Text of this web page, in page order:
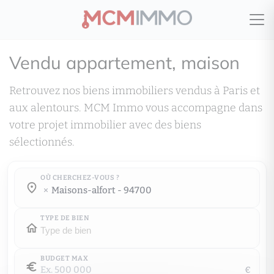
Vendu appartement, maison
Retrouvez nos biens immobiliers vendus à Paris et
aux alentours. MCM Immo vous accompagne dans
votre projet immobilier avec des biens
sélectionnés.
OÙ CHERCHEZ-VOUS ?
Où cherchez-vous ?
maisons-alfort - 94700
Où cherchez-vous ?
TYPE DE BIEN
BUDGET MAX
€